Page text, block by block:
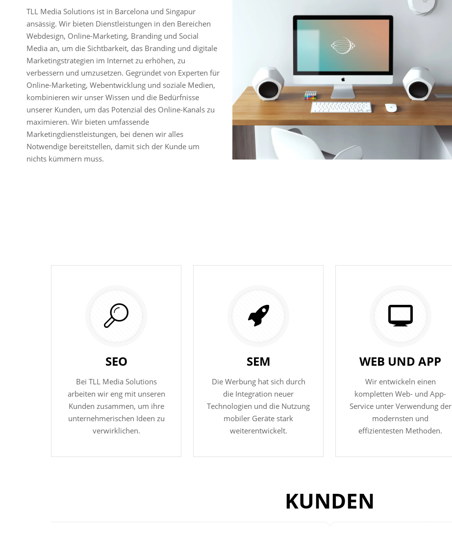
TLL Media Solutions ist in Barcelona und Singapur
ansässig. Wir bieten Dienstleistungen in den Bereichen
Webdesign, Online-Marketing, Branding und Social
Media an, um die Sichtbarkeit, das Branding und digitale
Marketingstrategien im Internet zu erhöhen, zu
verbessern und umzusetzen. Gegründet von Experten für
Online-Marketing, Webentwicklung und soziale Medien,
kombinieren wir unser Wissen und die Bedürfnisse
unserer Kunden, um das Potenzial des Online-Kanals zu
maximieren. Wir bieten umfassende
Marketingdienstleistungen, bei denen wir alles
Notwendige bereitstellen, damit sich der Kunde um
nichts kümmern muss.
SEO
Bei TLL Media Solutions
arbeiten wir eng mit unseren
Kunden zusammen, um ihre
unternehmerischen Ideen zu
verwirklichen.
SEM
Die Werbung hat sich durch
die Integration neuer
Technologien und die Nutzung
mobiler Geräte stark
weiterentwickelt.
WEB UND APP
Wir entwickeln einen
kompletten Web- und App-
Service unter Verwendung der
modernsten und
effizientesten Methoden.
KUNDEN